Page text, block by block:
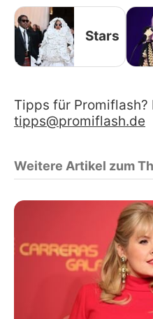
Stars
Tipps für Promiflash?
tipps@promiflash.de
Weitere Artikel zum